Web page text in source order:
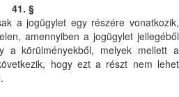
41. §
a jogügylet egy részére vonatkozik,
amennyiben a jogügylet jellegéből
a körülményekből, melyek mellett a
hogy ezt a részt nem lehet